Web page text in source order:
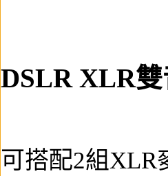
DSLR XLR
可搭配2組XLR